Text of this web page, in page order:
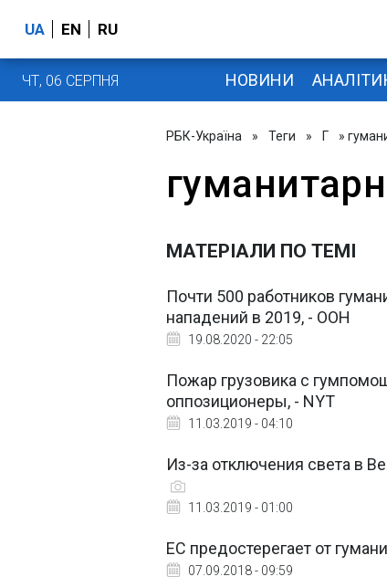
UA EN RU
ЧТ, 06 СЕРПНЯ НОВИНИ
РБК-Україна » Теги » Г »
МАТЕРІАЛИ ПО ТЕМІ
Почти 500 работников
нападений в 2019, - ООН
19.08.2020 - 22:05
Пожар грузовика с
оппозиционеры, - NYT
11.03.2019 - 04:10
Из-за отключения света в
11.03.2019 - 01:00
ЕС предостерегает от
07.09.2018 - 09:59